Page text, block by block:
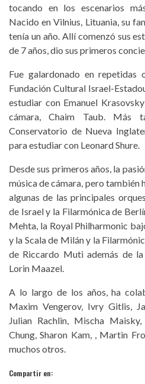
tocando en los escenarios
Nacido en Vilnius, Lituania, su
tenía un año. Allí comenzó sus
de 7 años, dio sus primeros
Fue galardonado en repetidas
Fundación Cultural Israel-
estudiar con Emanuel
cámara, Chaim Taub. Más
Conservatorio de Nueva
para estudiar con Leonard Shure.
Desde sus primeros años, la
música de cámara, pero también
algunas de las principales
de Israel y la Filarmónica de
Mehta, la Royal Philharmonic
y la Scala de Milán y la
de Riccardo Muti además de
Lorin Maazel.
A lo largo de los años, ha
Maxim Vengerov, Ivry Gitlis,
Julian Rachlin, Mischa
Chung, Sharon Kam, , Martin
muchos otros.
Compartir en: